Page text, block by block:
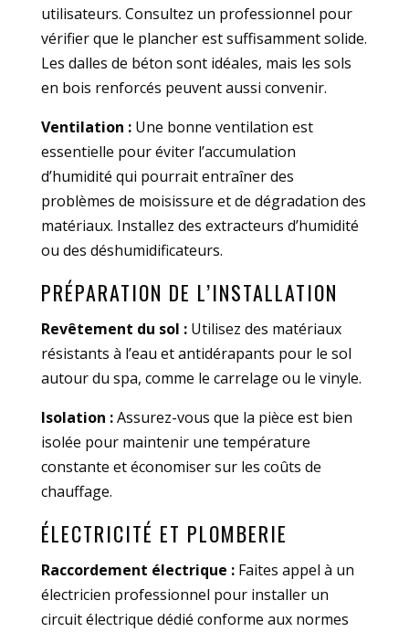
utilisateurs. Consultez un professionnel pour
vérifier que le plancher est suffisamment solide.
Les dalles de béton sont idéales, mais les sols
en bois renforcés peuvent aussi convenir.
Ventilation :Une bonne ventilation est
essentielle pour éviter l’accumulation
d’humidité qui pourrait entraîner des
problèmes de moisissure et de dégradation des
matériaux. Installez des extracteurs d’humidité
ou des déshumidificateurs.
PRÉPARATION DE L’INSTALLATION
Revêtement du sol :Utilisez des matériaux
résistants à l’eau et antidérapants pour le sol
autour du spa, comme le carrelage ou le vinyle.
Isolation :Assurez-vous que la pièce est bien
isolée pour maintenir une température
constante et économiser sur les coûts de
chauffage.
ÉLECTRICITÉ ET PLOMBERIE
Raccordement électrique :Faites appel à un
électricien professionnel pour installer un
circuit électrique dédié conforme aux normes